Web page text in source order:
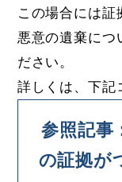
この場合には
悪意の遺棄につ
ださい。
詳しくは、下記
参照記事
の証拠が